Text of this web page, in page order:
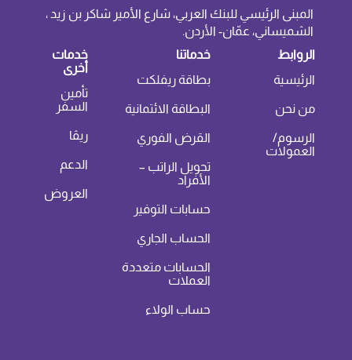
المبنى الرئيسي للبنك العربي، شارع الأمير شاكر بن زيد ،
الشميساني، عمّان- الأردن.
الروابط
الرئيسية
من نحن
الرسوم/
العمولات
خدماتنا
بطاقة ريفلكت
البطاقة الائتمانية
القرض الفوري
تحويل الراتب –
الأفراد
حسابات التوفير
الحساب الجاري
الحسابات متعددة
العملات
حساب الولاء
خدمات
أخرى
تأمين
السفر
ريڤا
الدعم
العروض